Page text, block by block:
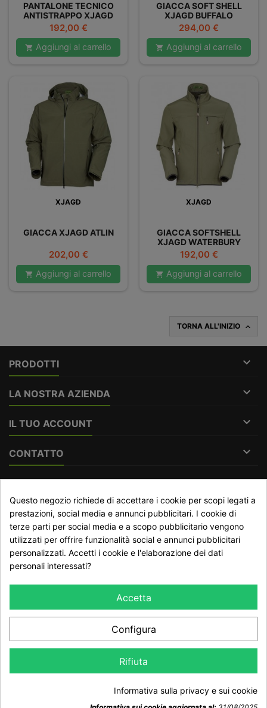
PANTALONE TECNICO
ANTISTRAPPO XJAGD
YUKON
Prezzo
192,00 €
 Aggiungi al carrello
GIACCA SOFT SHELL
XJAGD BUFFALO
Prezzo
294,00 €
 Aggiungi al carrello
XJAGD
GIACCA XJAGD ATLIN
Prezzo
202,00 €
 Aggiungi al carrello
XJAGD
GIACCA SOFTSHELL
XJAGD WATERBURY
Prezzo
192,00 €
 Aggiungi al carrello
TORNA ALL'INIZIO 
PRODOTTI 
LA NOSTRA AZIENDA 
IL TUO ACCOUNT 
CONTATTO 
Traccia stato del recesso
NEWSLETTER
accetto il trattamento dei dati ai sensi del GDPR 2016/679
Questo negozio richiede di accettare i cookie per scopi legati a
prestazioni, social media e annunci pubblicitari. I cookie di
terze parti per social media e a scopo pubblicitario vengono
utilizzati per offrire funzionalità social e annunci pubblicitari
personalizzati. Accetti i cookie e l'elaborazione dei dati
personali interessati?
Accetta
Configura
Rifiuta
Informativa sulla privacy e sui cookie